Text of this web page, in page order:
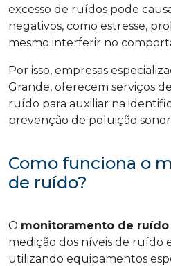
excesso de ruídos pode
negativos, como estresse,
mesmo interferir no
Por isso, empresas
Grande, oferecem serviços
ruído para auxiliar na
prevenção de poluição
Como funciona o
de ruído?
O monitoramento de
medição dos níveis de ruído
utilizando equipamentos